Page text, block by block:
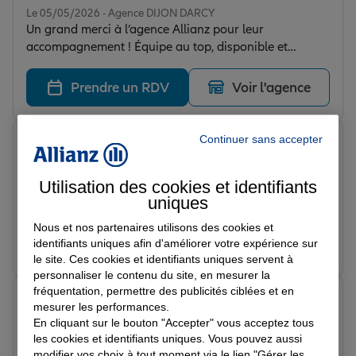
Le 05/05/2026 - Agence DIJON DARCY
Un grand merci à l’agence Allianz pour leur
accompagnement ! Équipe au top, disponible et
vraiment impliquée. On se sent écouté et bien conseillé.
Je recommande vivement. Merci Edouard !
Prendre un RDV Voir l'agence
Note de 5 sur 5
Le 05/05/2026 - Agence DIJON DARCY
Un accompagnement d’une grande qualité de la part
de Monsieur Troisfontaine, aussi précieux sur le plan
professionnel que personnel.
Prendre un RDV Voir l'agence
Note de 5 sur 5
Le 05/05/2026 - Agence DIJON DARCY
Un accompagnement vraiment au top : l’équipe est à la
Victoria B.
Continuer sans accepter
Utilisation des cookies et identifiants
uniques
Nous et nos partenaires utilisons des cookies et
identifiants uniques afin d'améliorer votre expérience sur
le site. Ces cookies et identifiants uniques servent à
personnaliser le contenu du site, en mesurer la
fréquentation, permettre des publicités ciblées et en
mesurer les performances.
En cliquant sur le bouton "Accepter" vous acceptez tous
les cookies et identifiants uniques. Vous pouvez aussi